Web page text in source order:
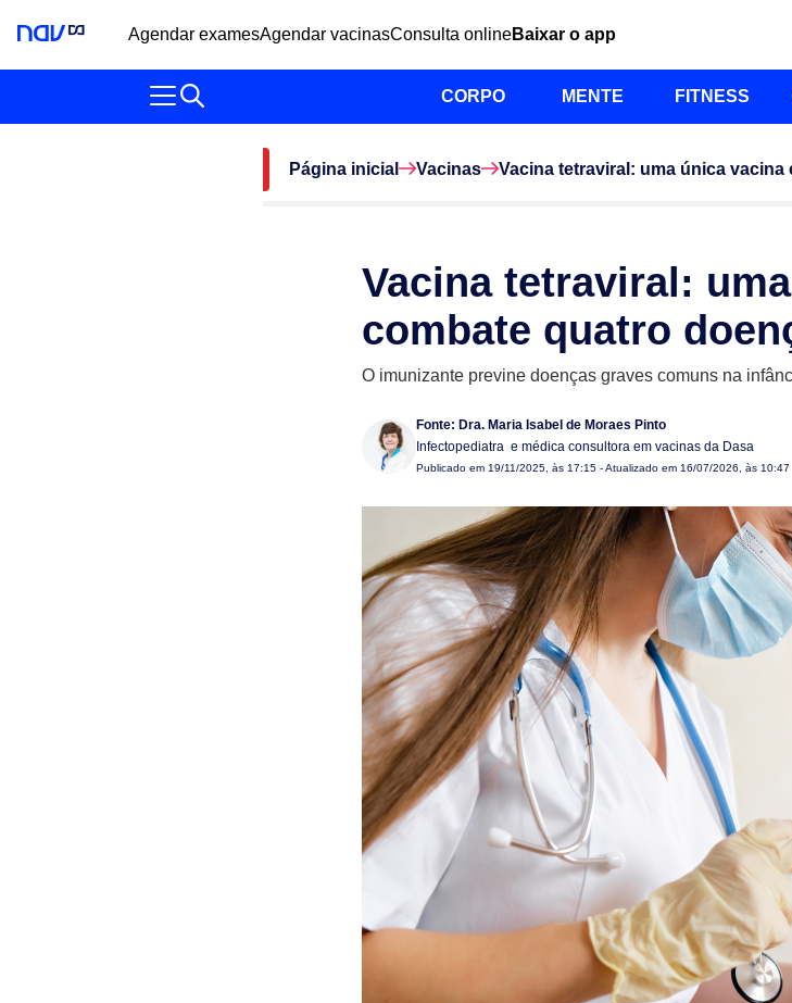
Agendar examesAgendar vacinasConsulta onlineBaixar o app
CORPO MENTE FITNESS
Página inicial Vacinas Vacina tetraviral: uma única
Vacina tetraviral:
combate quatro
O imunizante previne doenças graves comuns na
Fonte: Dra. Maria Isabel de Moraes Pinto
Infectopediatra e médica consultora em vacinas da Dasa
Publicado em 19/11/2025, às 17:15 - Atualizado em 16/07/2026, às 10:47